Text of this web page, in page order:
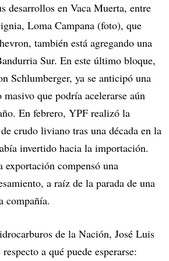
desarrollos en Vaca Muerta, entre
Loma Campana (foto), que
también está agregando una
Sur. En este último bloque,
Schlumberger, ya se anticipó una
que podría acelerarse aún
En febrero, YPF realizó la
crudo liviano tras una década en la
invertido hacia la importación.
exportación compensó una
a raíz de la parada de una
compañía.
de la Nación, José Luis
a qué puede esperarse: